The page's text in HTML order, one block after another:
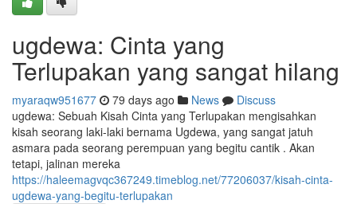
ugdewa: Cinta yang
Terlupakan yang sangat hilang
myaraqw951677 79 days ago News
Discuss
ugdewa: Sebuah Kisah Cinta yang Terlupakan mengisahkan
kisah seorang laki-laki bernama Ugdewa, yang sangat jatuh
asmara pada seorang perempuan yang begitu cantik . Akan
tetapi, jalinan mereka
https://haleemagvqc367249.timeblog.net/77206037/kisah-cinta-
ugdewa-yang-begitu-terlupakan